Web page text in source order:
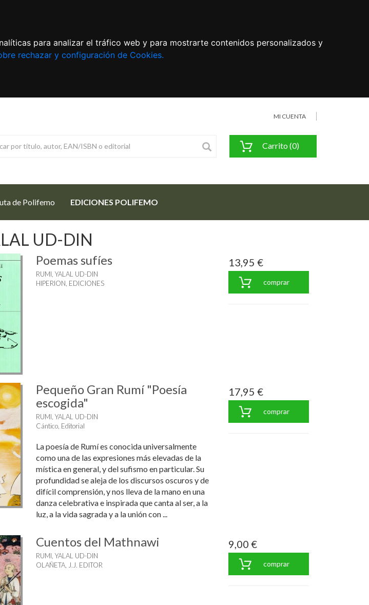
para analizar el tráfico web y para mostrarte contenidos personalizados y
rechazar y configuración de Cookies.
MI CUENTA
Carrito (0)
de Polifemo EDICIONES POLIFEMO
UD-DIN
Poemas sufíes
RUMI, YALAL UD-DIN
HIPERION, EDICIONES
13,95 €
comprar
Pequeño Gran Rumí "Poesía
escogida"
RUMI, YALAL UD-DIN
Cántico, Editorial
La poesía de Rumí es conocida universalmente
como una de las expresiones más elevadas de la
mística en general, y del sufismo en particular. Su
profundidad se aleja de los discursos oscuros y de
difícil comprensión, y nos lleva de la mano en una
danza celebrativa e inspirada que canta al ser, a la
luz, a la vida sagrada y a la unión con ...
17,95 €
comprar
Cuentos del Mathnawi
RUMI, YALAL UD-DIN
OLAÑETA, J.J. EDITOR
9,00 €
comprar